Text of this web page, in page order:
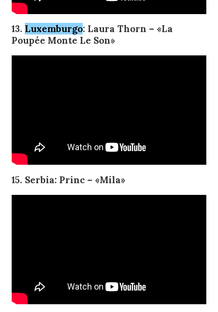
13. Luxemburgo: Laura Thorn – «La
Poupée Monte Le Son»
15. Serbia: Princ – «Mila»